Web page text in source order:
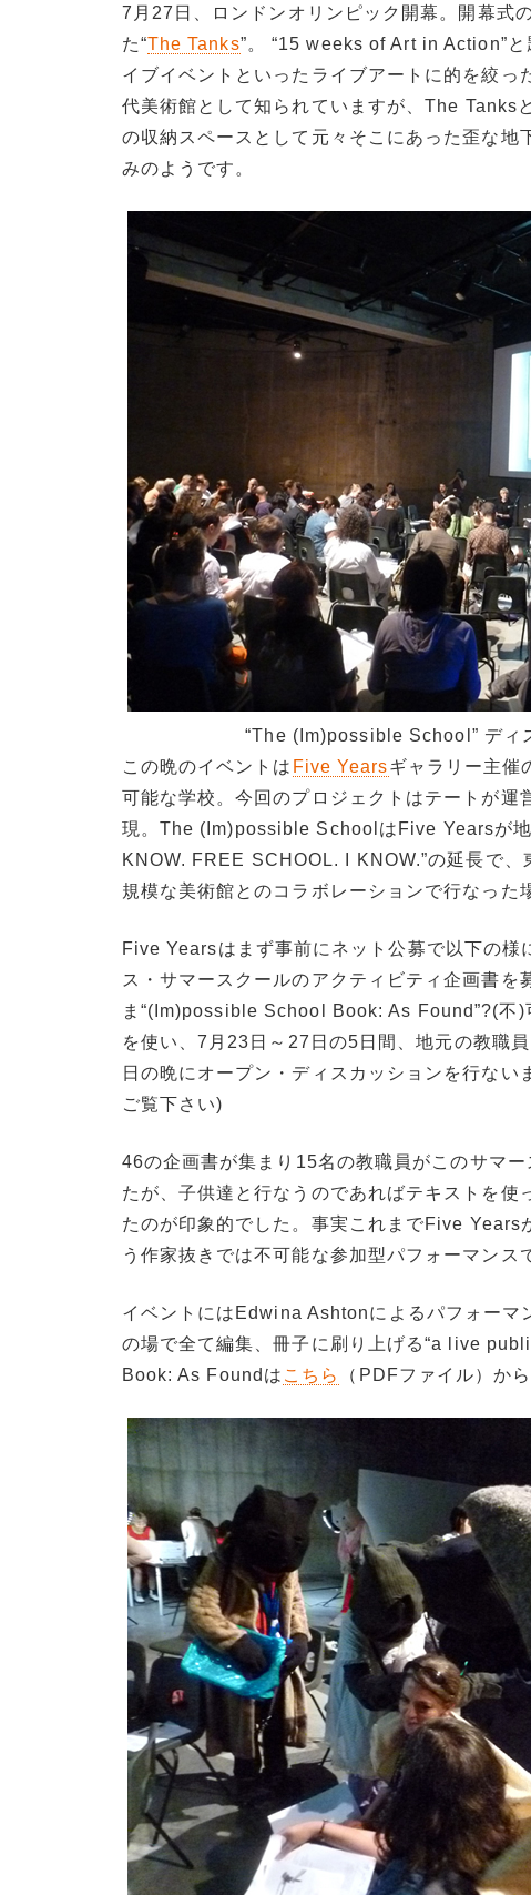
7月27日、ロンドンオリンピック開幕。開幕式
た“The Tanks”。 “15 weeks of Art in Action”
イブイベントといったライブアートに的を絞
代美術館として知られていますが、The Tanks
の収納スペースとして元々そこにあった歪な
みのようです。
“The (Im)possible School” ディ
この晩のイベントは Five Yearsギャラリー主催
可能な学校。今回のプロジェクトはテートが
現。The (Im)possible SchoolはFive Yearsが
KNOW. FREE SCHOOL. I KNOW.”の延長で
規模な美術館とのコラボレーションで行なった
Five Yearsはまず事前にネット公募で以下の
ス・サマースクールのアクティビティ企画書
ま“(Im)possible School Book: As Found”?(不)
を使い、7月23日～27日の5日間、地元の教職
日の晩にオープン・ディスカッションを行ない
ご覧下さい)
46の企画書が集まり15名の教職員がこのサマ
たが、子供達と行なうのであればテキストを
たのが印象的でした。事実これまでFive
う作家抜きでは不可能な参加型パフォーマンス
イベントにはEdwina Ashtonによるパフォー
の場で全て編集、冊子に刷り上げる“a live
Book: As Foundは こちら （PDFファイル）か